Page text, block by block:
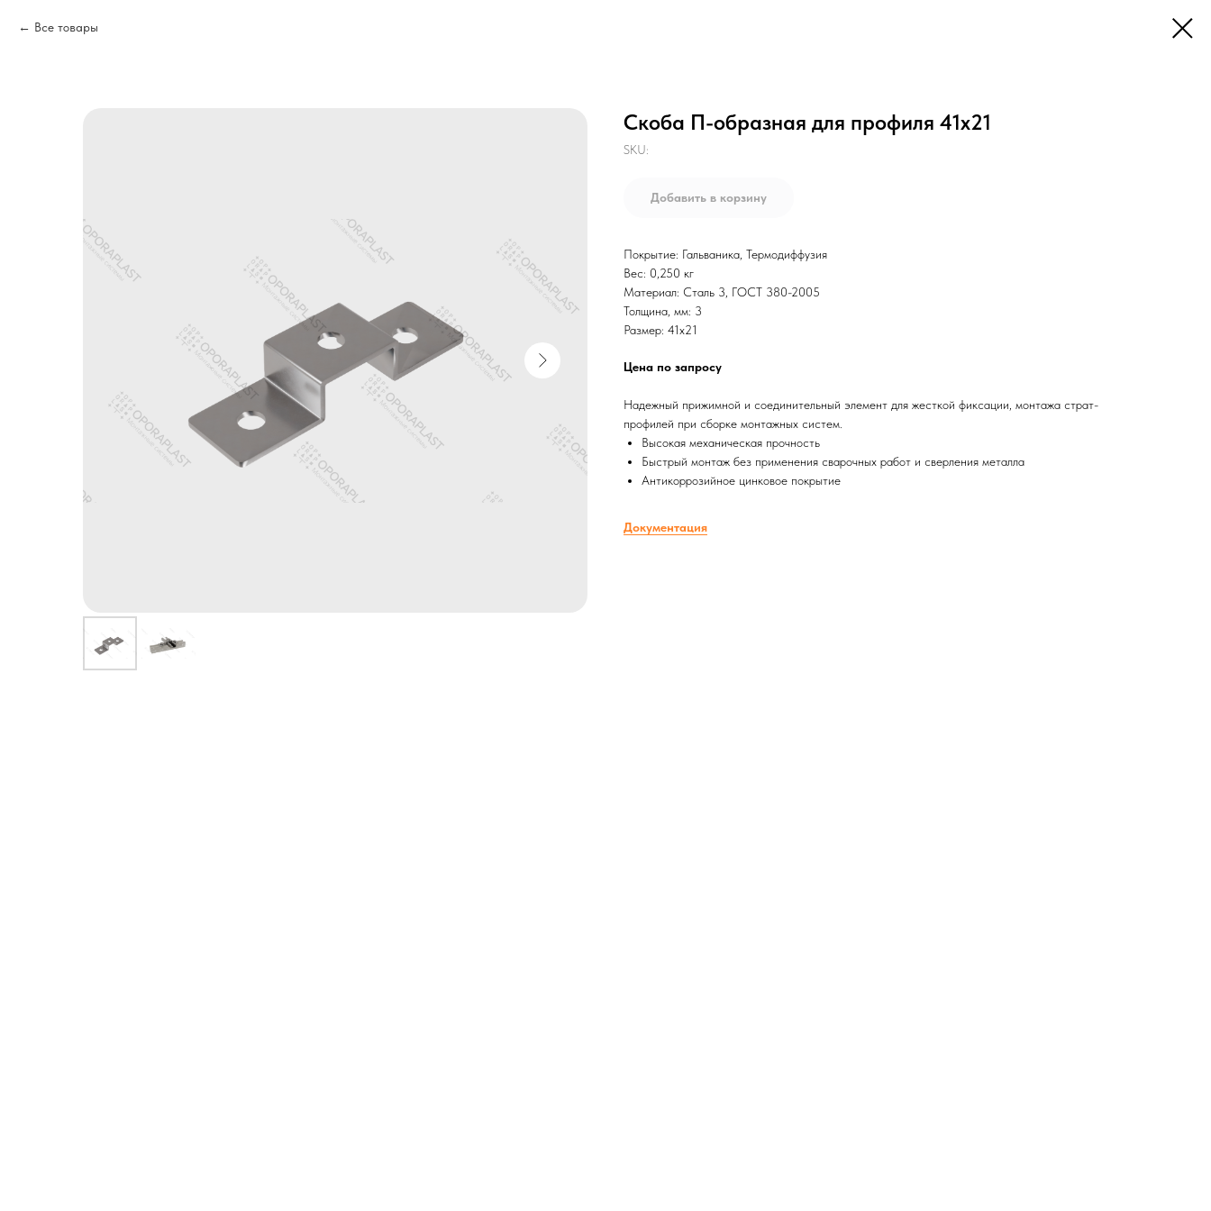
Все товары
Скоба П-образная для профиля 41х21
SKU:
Добавить в корзину
Покрытие: Гальваника, Термодиффузия
Вес: 0,250 кг
Материал: Сталь 3, ГОСТ 380-2005
Толщина, мм: 3
Размер: 41х21
Цена по запросу
Надежный прижимной и соединительный элемент для жесткой фиксации, монтажа страт-
профилей при сборке монтажных систем.
Высокая механическая прочность
Быстрый монтаж без применения сварочных работ и сверления металла
Антикоррозийное цинковое покрытие
Документация